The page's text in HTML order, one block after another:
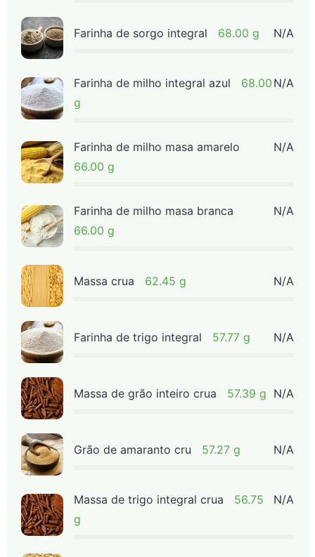
Farinha de sorgo integral 68.00 g N/A
Farinha de milho integral azul
68.00
g
N/A
Farinha de milho masa amarelo
66.00 g
N/A
Farinha de milho masa branca
66.00 g
N/A
Massa crua 62.45 g N/A
Farinha de trigo integral 57.77 g N/A
Massa de grão inteiro crua 57.39 g N/A
Grão de amaranto cru 57.27 g N/A
Massa de trigo integral crua
56.75
g
N/A